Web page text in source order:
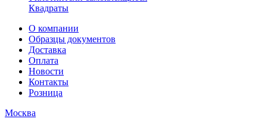
Квадраты
О компании
Образцы документов
Доставка
Оплата
Новости
Контакты
Розница
Москва